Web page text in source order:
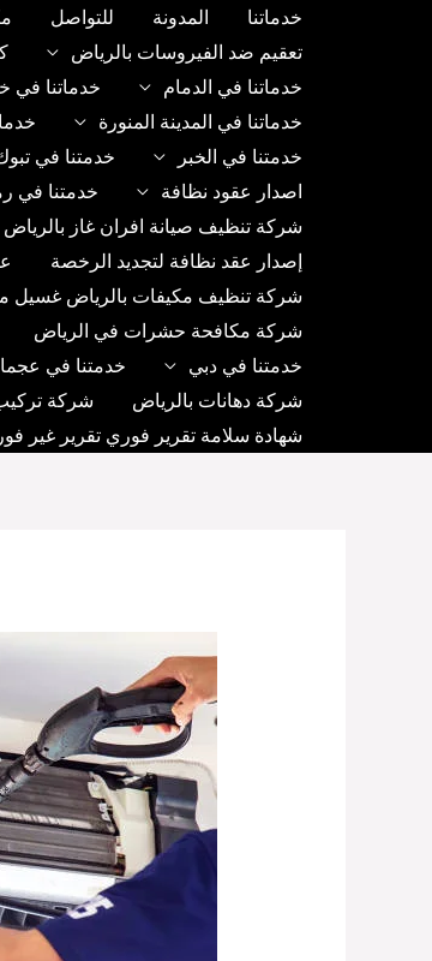
خدماتنا المدونة للتواصل
تعقيم ضد الفيروسات بالرياض
خدماتنا في الدمام
خدماتنا
خدماتنا في المدينة المنورة
خدمتنا في الخبر
خدمتنا في
اصدار عقود نظافة
خدمتنا في
شركة تنظيف صيانة افران غاز بالرياض
إصدار عقد نظافة لتجديد الرخصة
شركة تنظيف مكيفات بالرياض غسيل
شركة مكافحة حشرات في الرياض
خدمتنا في دبي
خدمتنا في
شركة دهانات بالرياض
شركة
شهادة سلامة تقرير فوري تقرير غير